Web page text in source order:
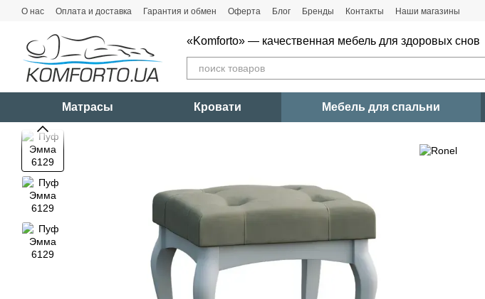
Перейти к основному контенту
О нас Оплата и доставка Гарантия и обмен Оферта Блог Бренды Контакты Наши магазины
«Komforto» — качественная мебель для здоровых снов
Матрасы Кровати Мебель для спальни